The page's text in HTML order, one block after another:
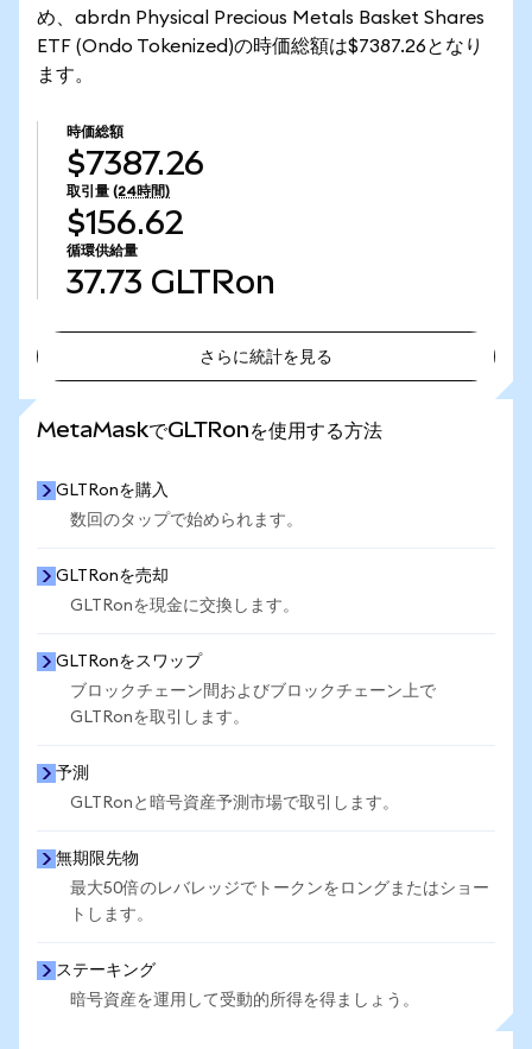
め、abrdn Physical Precious Metals Basket Shares
ETF (Ondo Tokenized)の時価総額は$7387.26となり
ます。
時価総額
$7387.26
取引量 (24時間)
$156.62
循環供給量
37.73 GLTRon
さらに統計を見る
MetaMaskでGLTRonを使用する方法
GLTRonを購入
数回のタップで始められます。
GLTRonを売却
GLTRonを現金に交換します。
GLTRonをスワップ
ブロックチェーン間およびブロックチェーン上で
GLTRonを取引します。
予測
GLTRonと暗号資産予測市場で取引します。
無期限先物
最大50倍のレバレッジでトークンをロングまたはショー
トします。
ステーキング
暗号資産を運用して受動的所得を得ましょう。